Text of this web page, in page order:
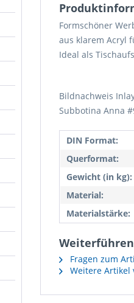
Formschöner
aus klarem Acryl
Ideal als
Bildnachweis
Subbotina Anna
DIN Format:
Querformat:
Gewicht (in kg):
Material:
Materialstärke:
Fragen zum
Weitere Artikel